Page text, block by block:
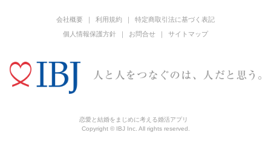
会社概要 利用規約
特定商取引法に基づく表記
個人情報保護方針
お問合せ サイトマップ
恋愛と結婚をまじめに考える婚活アプリ
Copyright © IBJ Inc. All rights reserved.